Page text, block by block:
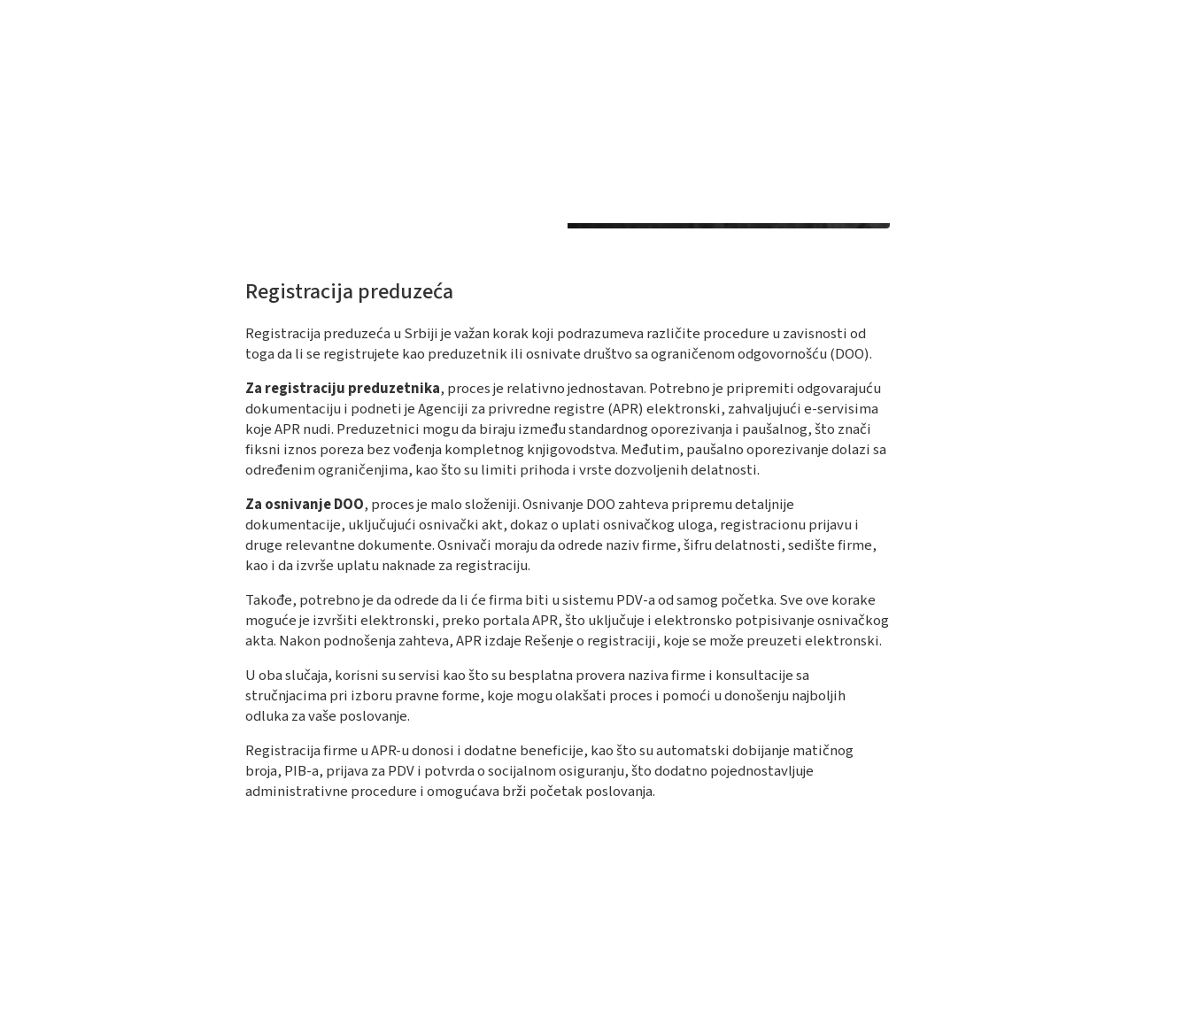
Registracija preduzeća
Registracija preduzeća u Srbiji je važan korak koji podrazumeva različite procedure u zavisnosti od
toga da li se registrujete kao preduzetnik ili osnivate društvo sa ograničenom odgovornošću (DOO).
Za registraciju preduzetnika, proces je relativno jednostavan. Potrebno je pripremiti odgovarajuću
dokumentaciju i podneti je Agenciji za privredne registre (APR) elektronski, zahvaljujući e-servisima
koje APR nudi. Preduzetnici mogu da biraju između standardnog oporezivanja i paušalnog, što znači
fiksni iznos poreza bez vođenja kompletnog knjigovodstva. Međutim, paušalno oporezivanje dolazi sa
određenim ograničenjima, kao što su limiti prihoda i vrste dozvoljenih delatnosti​​​​.
Za osnivanje DOO, proces je malo složeniji. Osnivanje DOO zahteva pripremu detaljnije
dokumentacije, uključujući osnivački akt, dokaz o uplati osnivačkog uloga, registracionu prijavu i
druge relevantne dokumente. Osnivači moraju da odrede naziv firme, šifru delatnosti, sedište firme,
kao i da izvrše uplatu naknade za registraciju.
Takođe, potrebno je da odrede da li će firma biti u sistemu PDV-a od samog početka. Sve ove korake
moguće je izvršiti elektronski, preko portala APR, što uključuje i elektronsko potpisivanje osnivačkog
akta. Nakon podnošenja zahteva, APR izdaje Rešenje o registraciji, koje se može preuzeti elektronski​​​​.
U oba slučaja, korisni su servisi kao što su besplatna provera naziva firme i konsultacije sa
stručnjacima pri izboru pravne forme, koje mogu olakšati proces i pomoći u donošenju najboljih
odluka za vaše poslovanje​​.
Registracija firme u APR-u donosi i dodatne beneficije, kao što su automatski dobijanje matičnog
broja, PIB-a, prijava za PDV i potvrda o socijalnom osiguranju, što dodatno pojednostavljuje
administrativne procedure i omogućava brži početak poslovanja​​.